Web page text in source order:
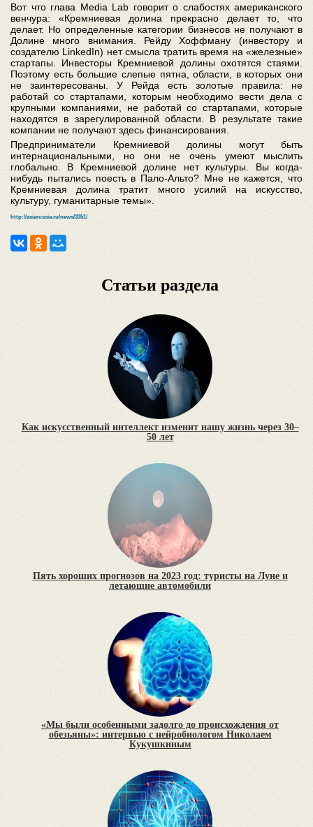
Вот что глава Media Lab говорит о слабостях американского
венчура: «Кремниевая долина прекрасно делает то, что
делает. Но определенные категории бизнесов не получают в
Долине много внимания. Рейду Хоффману (инвестору и
создателю LinkedIn) нет смысла тратить время на «железные»
стартапы. Инвесторы Кремниевой долины охотятся стаями.
Поэтому есть большие слепые пятна, области, в которых они
не заинтересованы. У Рейда есть золотые правила: не
работай со стартапами, которым необходимо вести дела с
крупными компаниями, не работай со стартапами, которые
находятся в зарегулированной области. В результате такие
компании не получают здесь финансирования.
Предприниматели Кремниевой долины могут быть
интернациональными, но они не очень умеют мыслить
глобально. В Кремниевой долине нет культуры. Вы когда-
нибудь пытались поесть в Пало-Альто? Мне не кажется, что
Кремниевая долина тратит много усилий на искусство,
культуру, гуманитарные темы».
http://asiarussia.ru/news/3351/
Статьи раздела
Как искусственный интеллект изменит нашу жизнь через 30–
50 лет
Пять хороших прогнозов на 2023 год: туристы на Луне и
летающие автомобили
«Мы были особенными задолго до происхождения от
обезьяны»: интервью с нейробиологом Николаем
Кукушкиным